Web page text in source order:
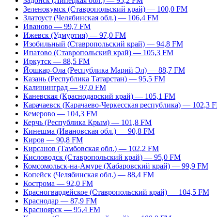
Зеленокумск (Ставропольский край) — 100,0 FM
Златоуст (Челябинская обл.) — 106,4 FM
Иваново — 99,7 FM
Ижевск (Удмуртия) — 97,0 FM
Изобильный (Ставропольский край) — 94,8 FM
Ипатово (Ставропольский край) — 105,3 FM
Иркутск — 88,5 FM
Йошкар-Ола (Республика Марий Эл) — 88,7 FM
Казань (Республика Татарстан) — 95,5 FM
Калининград — 97,0 FM
Каневская (Краснодарский край) — 105,1 FM
Карачаевск (Карачаево-Черкесская республика) — 102,3
Кемерово — 104,3 FM
Керчь (Республика Крым) — 101,8 FM
Кинешма (Ивановская обл.) — 90,8 FM
Киров — 90,8 FM
Кирсанов (Тамбовская обл.) — 102,2 FM
Кисловодск (Ставропольский край) — 95,0 FM
Комсомольск-на-Амуре (Хабаровский край) — 99,9 FM
Копейск (Челябинская обл.) — 88,4 FM
Кострома — 92,0 FM
Красногвардейское (Ставропольский край) — 104,5 FM
Краснодар — 87,9 FM
Красноярск — 95,4 FM